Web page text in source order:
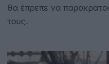
θα έπρεπε να
τους.